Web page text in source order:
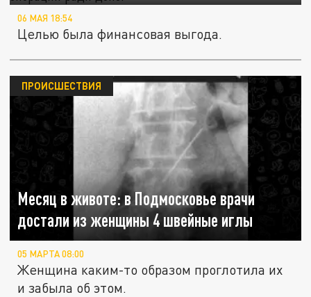
06 МАЯ 18:54
Целью была финансовая выгода.
Месяц в животе: в Подмосковье врачи
достали из женщины 4 швейные иглы
ПРОИСШЕСТВИЯ
05 МАРТА 08:00
Женщина каким-то образом проглотила их
и забыла об этом.